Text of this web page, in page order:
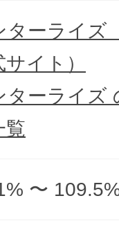
ターライズ
イト）
ターライズ
覧
〜